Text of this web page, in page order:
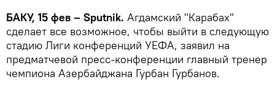
БАКУ, 15 фев – Sputnik. Агдамский "Карабах"
сделает все возможное, чтобы выйти в следующую
стадию Лиги конференций УЕФА, заявил на
предматчевой пресс-конференции главный тренер
чемпиона Азербайджана Гурбан Гурбанов.